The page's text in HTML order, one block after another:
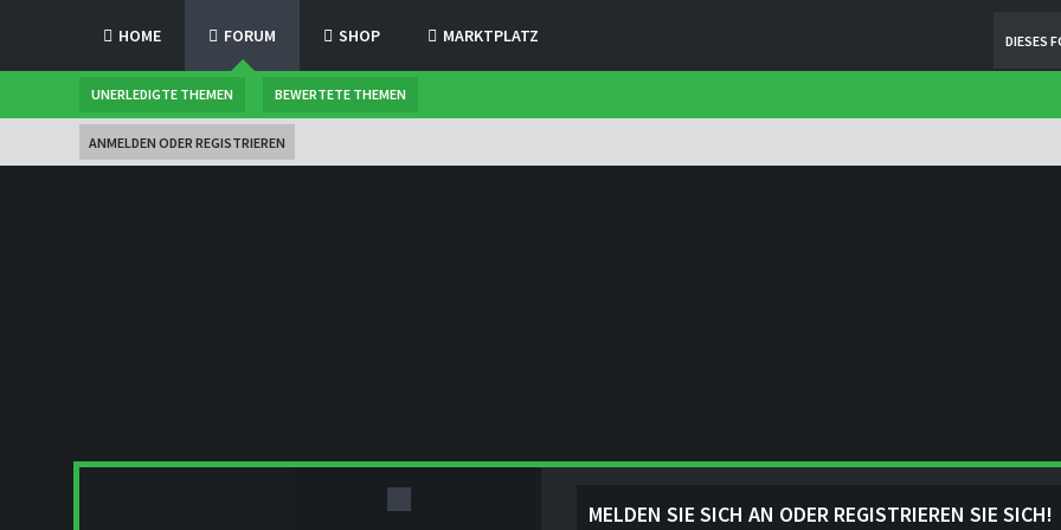
HOME FORUM
UNERLEDIGTE THEMEN BEWERTETE THEMEN
SHOP MARKTPLATZ DIESES
ANMELDEN ODER REGISTRIEREN
MELDEN SIE SICH AN ODER REGISTRIEREN SIE SICH!